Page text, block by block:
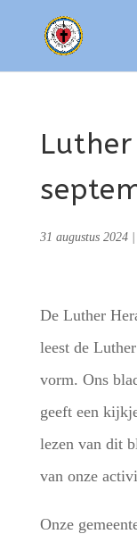
31 augustus 2024|
De Luther
leest de
vorm. Ons
geeft een
lezen van dit
van onze
Onze